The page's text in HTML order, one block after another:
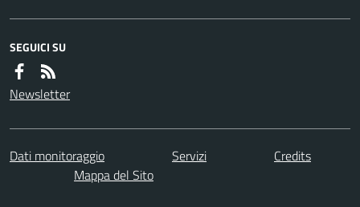
SEGUICI SU
Newsletter
Dati monitoraggio Servizi
Credits
Mappa del Sito